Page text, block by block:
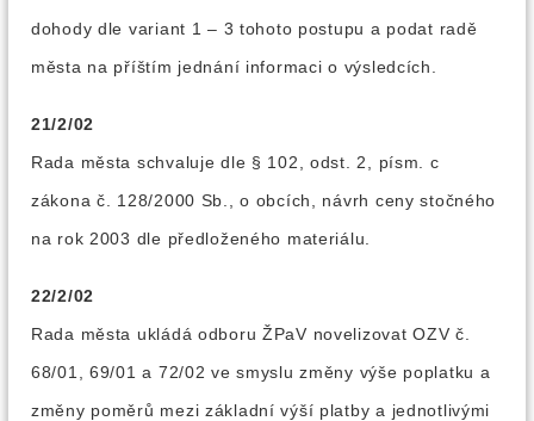
dohody dle variant 1 – 3 tohoto postupu a podat radě
města na příštím jednání informaci o výsledcích.
21/2/02
Rada města schvaluje dle § 102, odst. 2, písm. c
zákona č. 128/2000 Sb., o obcích, návrh ceny stočného
na rok 2003 dle předloženého materiálu.
22/2/02
Rada města ukládá odboru ŽPaV novelizovat OZV č.
68/01, 69/01 a 72/02 ve smyslu změny výše poplatku a
změny poměrů mezi základní výší platby a jednotlivými